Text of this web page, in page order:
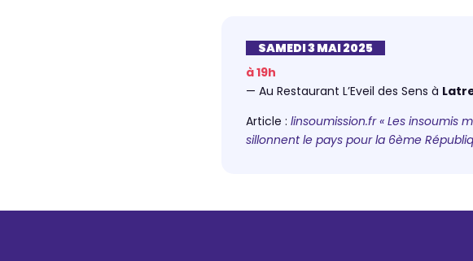
SAMEDI 3 MAI 2025
à 19h
— Au Restaurant L’Eveil des Sens à
Article : linsoumission.fr « Les insoumis
sillonnent le pays pour la 6ème